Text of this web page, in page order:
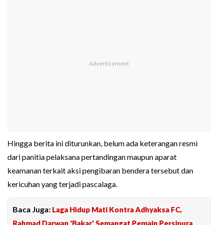
Hingga berita ini diturunkan, belum ada keterangan resmi
dari panitia pelaksana pertandingan maupun aparat
keamanan terkait aksi pengibaran bendera tersebut dan
kericuhan yang terjadi pascalaga.
Baca Juga: Laga Hidup Mati Kontra Adhyaksa FC,
Rahmad Darwan 'Bakar' Semangat Pemain Persipura